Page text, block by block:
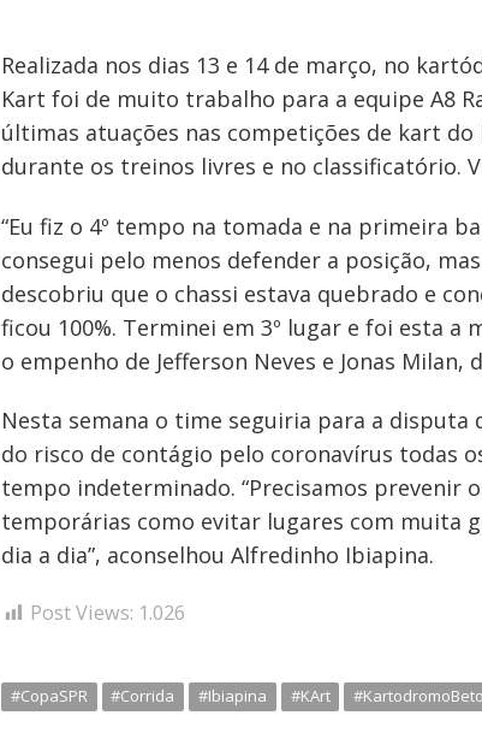
Realizada nos dias 13 e 14 de março, no
Kart foi de muito trabalho para a equipe A8
últimas atuações nas competições de kart
durante os treinos livres e no classificatório.
“Eu fiz o 4º tempo na tomada e na primeira
consegui pelo menos defender a posição,
descobriu que o chassi estava quebrado e
ficou 100%. Terminei em 3º lugar e foi esta
o empenho de Jefferson Neves e Jonas Milan,
Nesta semana o time seguiria para a disputa
do risco de contágio pelo coronavírus todas
tempo indeterminado. “Precisamos prevenir
temporárias como evitar lugares com muita
dia a dia”, aconselhou Alfredinho Ibiapina.
Post Views: 1.026
#CopaSPR #Corrida #Ibiapina #KArt